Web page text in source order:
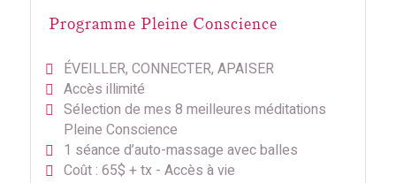
Programme Pleine Conscience
ÉVEILLER, CONNECTER, APAISER
Accès illimité
Sélection de mes 8 meilleures méditations
Pleine Conscience
1 séance d’auto-massage avec balles
Coût : 65$ + tx - Accès à vie